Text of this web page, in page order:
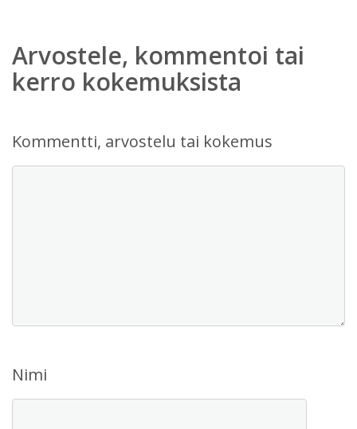
Arvostele, kommentoi tai
kerro kokemuksista
Kommentti, arvostelu tai kokemus
Nimi